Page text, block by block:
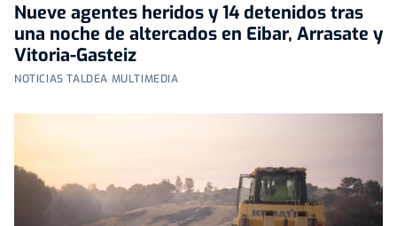
Nueve agentes heridos y 14 detenidos tras
una noche de altercados en Eibar, Arrasate y
Vitoria-Gasteiz
NOTICIAS TALDEA MULTIMEDIA